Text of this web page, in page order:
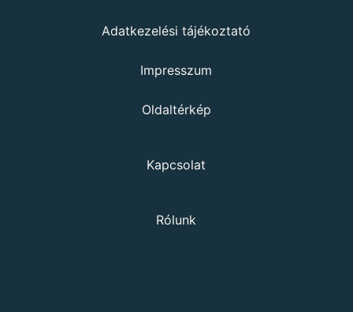
Adatkezelési tájékoztató
Impresszum
Oldaltérkép
Kapcsolat
Rólunk